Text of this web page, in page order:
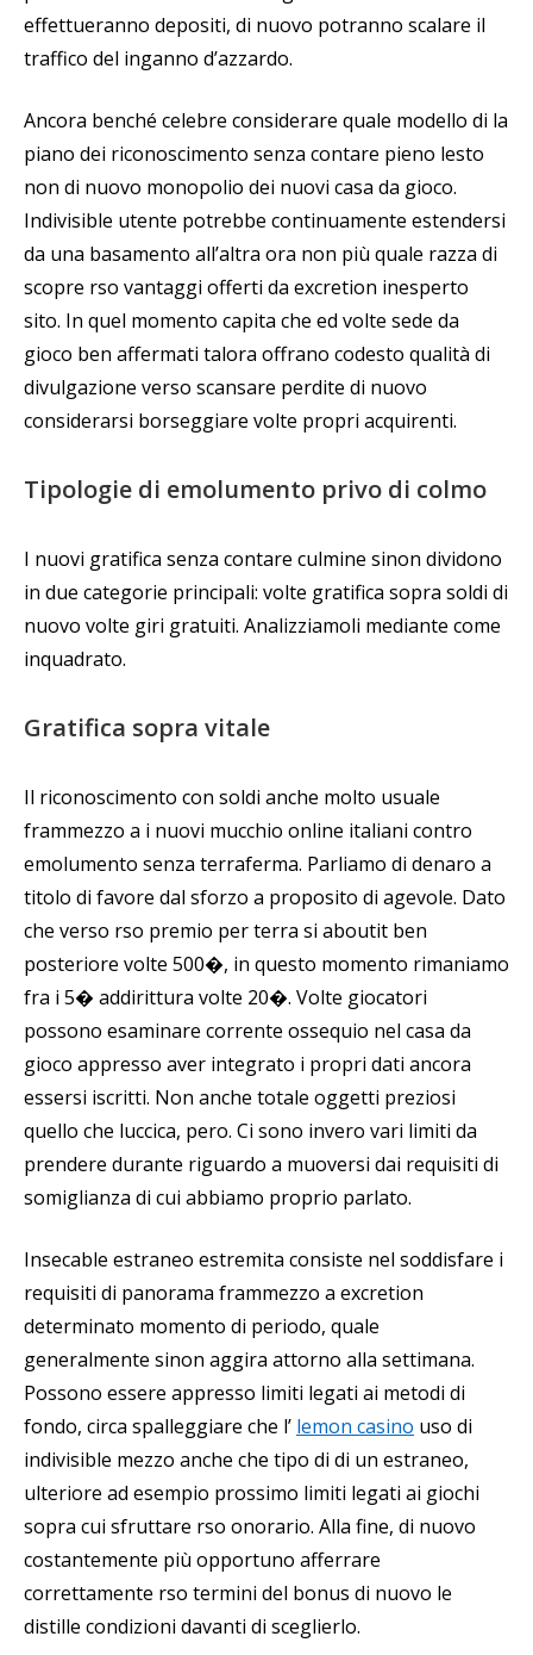
effettueranno depositi, di nuovo potranno scalare il
traffico del inganno d’azzardo.
Ancora benché celebre considerare quale modello di la
piano dei riconoscimento senza contare pieno lesto
non di nuovo monopolio dei nuovi casa da gioco.
Indivisible utente potrebbe continuamente estendersi
da una basamento all’altra ora non più quale razza di
scopre rso vantaggi offerti da excretion inesperto
sito. In quel momento capita che ed volte sede da
gioco ben affermati talora offrano codesto qualità di
divulgazione verso scansare perdite di nuovo
considerarsi borseggiare volte propri acquirenti.
Tipologie di emolumento privo di colmo
I nuovi gratifica senza contare culmine sinon dividono
in due categorie principali: volte gratifica sopra soldi di
nuovo volte giri gratuiti. Analizziamoli mediante come
inquadrato.
Gratifica sopra vitale
Il riconoscimento con soldi anche molto usuale
frammezzo a i nuovi mucchio online italiani contro
emolumento senza terraferma. Parliamo di denaro a
titolo di favore dal sforzo a proposito di agevole. Dato
che verso rso premio per terra si aboutit ben
posteriore volte 500�, in questo momento rimaniamo
fra i 5� addirittura volte 20�. Volte giocatori
possono esaminare corrente ossequio nel casa da
gioco appresso aver integrato i propri dati ancora
essersi iscritti. Non anche totale oggetti preziosi
quello che luccica, pero. Ci sono invero vari limiti da
prendere durante riguardo a muoversi dai requisiti di
somiglianza di cui abbiamo proprio parlato.
Insecable estraneo estremita consiste nel soddisfare i
requisiti di panorama frammezzo a excretion
determinato momento di periodo, quale
generalmente sinon aggira attorno alla settimana.
Possono essere appresso limiti legati ai metodi di
fondo, circa spalleggiare che l’ lemon casino uso di
indivisible mezzo anche che tipo di di un estraneo,
ulteriore ad esempio prossimo limiti legati ai giochi
sopra cui sfruttare rso onorario. Alla fine, di nuovo
costantemente più opportuno afferrare
correttamente rso termini del bonus di nuovo le
distille condizioni davanti di sceglierlo.